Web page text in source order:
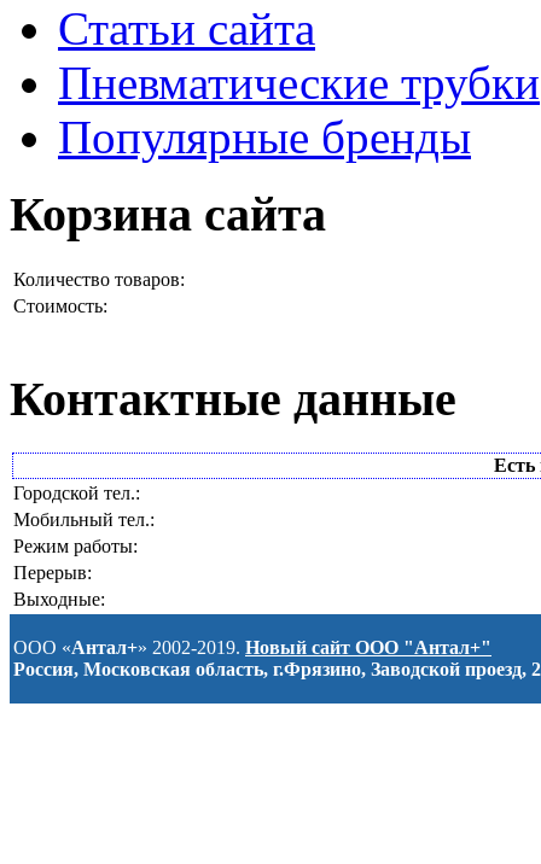
Статьи сайта
Пневматические трубки
Популярные бренды
Корзина сайта
Количество товаров:
Стоимость:
Контактные данные
Есть
Городской тел.:
Мобильный тел.:
Режим работы:
Перерыв:
Выходные:
ООО «Антал+» 2002-2019. Новый сайт ООО "Антал+"
Россия, Московская область, г.Фрязино, Заводской проезд, 2